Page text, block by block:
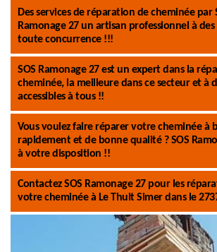
Des services de réparation de cheminée par
Ramonage 27 un artisan professionnel à
toute concurrence !!!
SOS Ramonage 27 est un expert dans la
cheminée, la meilleure dans ce secteur et à
accessibles à tous !!
Vous voulez faire réparer votre cheminée à
rapidement et de bonne qualité ? SOS
à votre disposition !!
Contactez SOS Ramonage 27 pour les
votre cheminée à Le Thuit Simer dans le